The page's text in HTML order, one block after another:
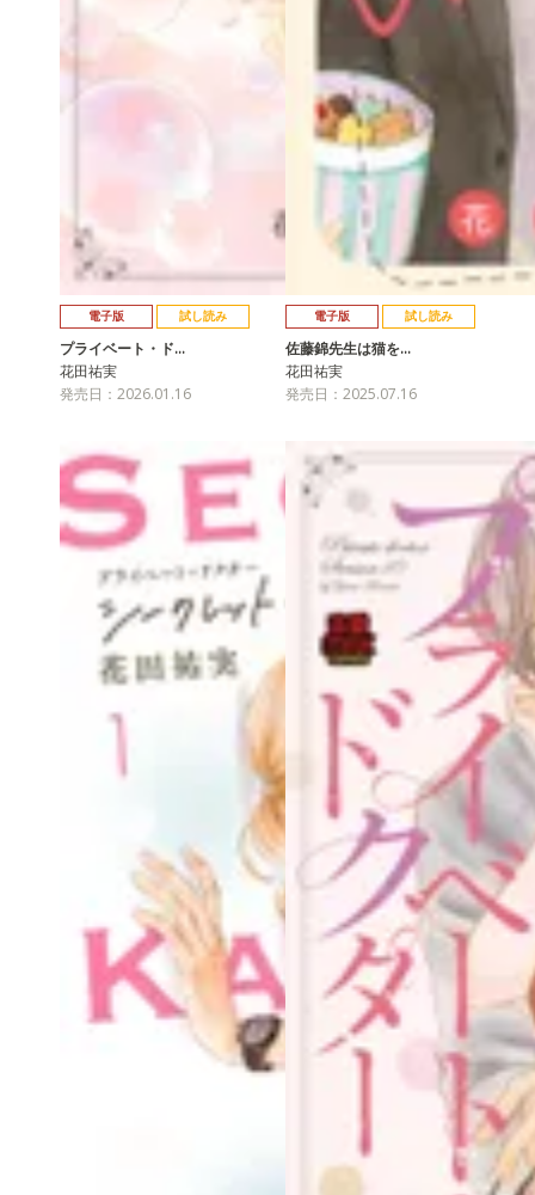
電子版 試し読み
プライベート・ド…
花田祐実
発売日：2026.01.16
電子版 試し読み
佐藤錦先生は猫を…
花田祐実
発売日：2025.07.16